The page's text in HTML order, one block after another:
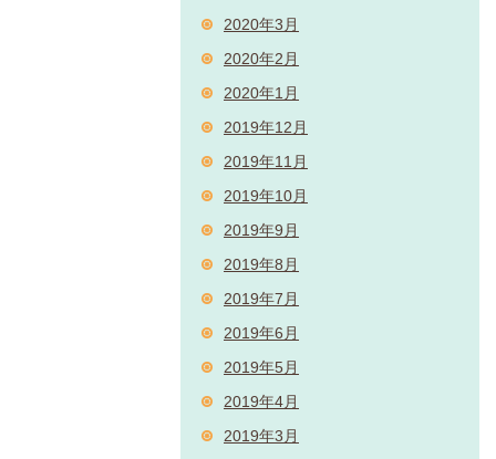
2020年3月
2020年2月
2020年1月
2019年12月
2019年11月
2019年10月
2019年9月
2019年8月
2019年7月
2019年6月
2019年5月
2019年4月
2019年3月